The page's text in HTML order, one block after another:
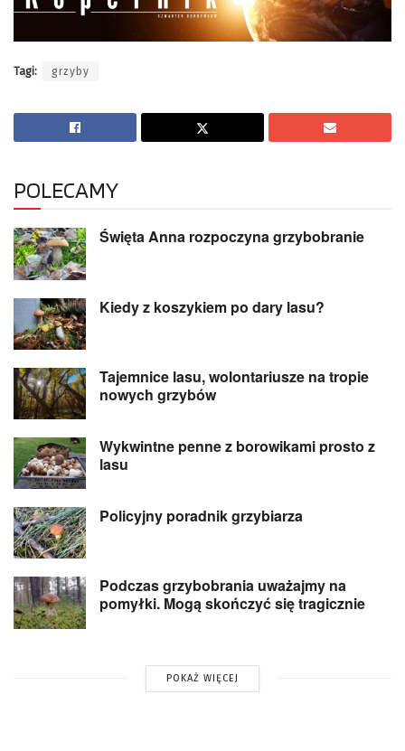
Tagi: grzyby
POLECAMY
Święta Anna rozpoczyna grzybobranie
Kiedy z koszykiem po dary lasu?
Tajemnice lasu, wolontariusze na tropie
nowych grzybów
Wykwintne penne z borowikami prosto z
lasu
Policyjny poradnik grzybiarza
Podczas grzybobrania uważajmy na
pomyłki. Mogą skończyć się tragicznie
POKAŻ WIĘCEJ